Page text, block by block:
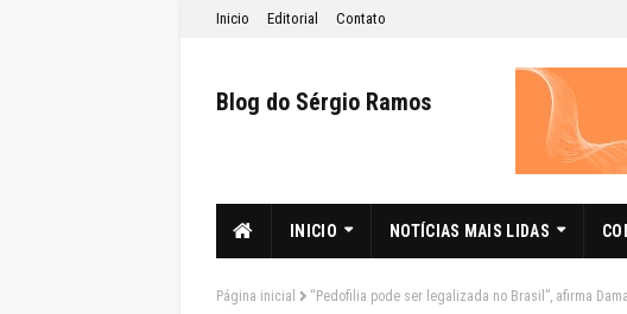
Inicio Editorial Contato
Blog do Sérgio Ramos
INICIO NOTÍCIAS MAIS LIDAS
Página inicial “Pedofilia pode ser legalizada no Brasil”, afirma